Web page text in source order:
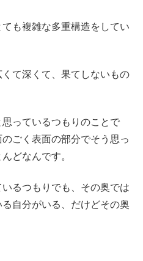
ても複雑な多重構造をしてい
て深くて、果てしないもの
っているつもりのことで
ごく表面の部分でそう思っ
どなんです。
るつもりでも、その奥では
る自分がいる、だけどその奥